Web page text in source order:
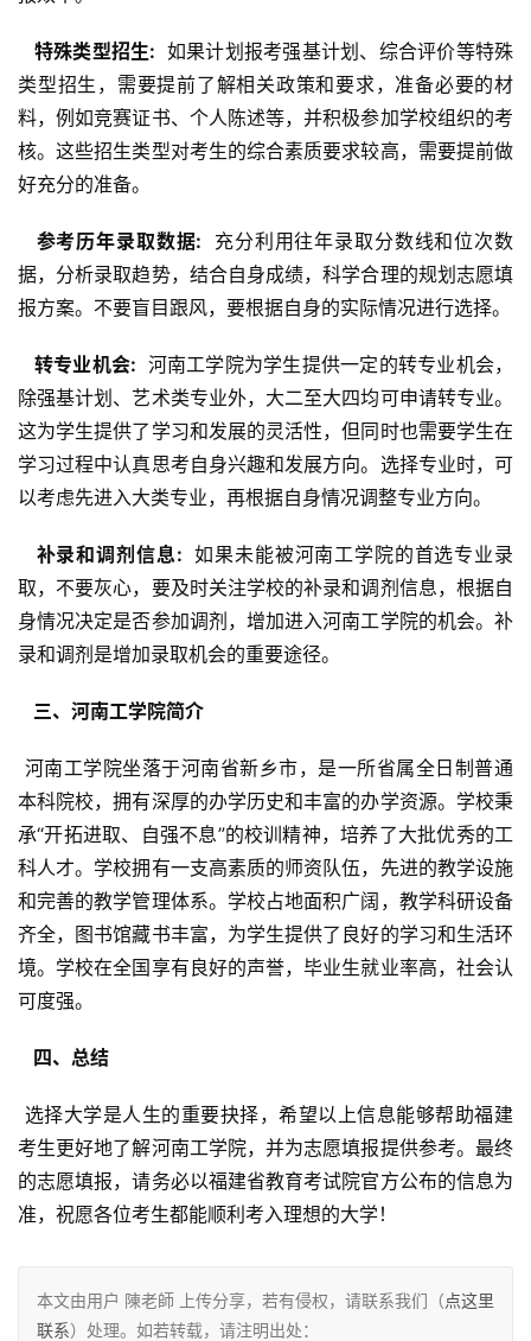
  特殊类型招生:
如果计划报考强基计划、综合评价等特殊
类型招生，需要提前了解相关政策和要求，准备必要的材
料，例如竞赛证书、个人陈述等，并积极参加学校组织的考
核。这些招生类型对考生的综合素质要求较高，需要提前做
好充分的准备。
  参考历年录取数据:
充分利用往年录取分数线和位次数
据，分析录取趋势，结合自身成绩，科学合理的规划志愿填
报方案。不要盲目跟风，要根据自身的实际情况进行选择。
  转专业机会:
河南工学院为学生提供一定的转专业机会，
除强基计划、艺术类专业外，大二至大四均可申请转专业。
这为学生提供了学习和发展的灵活性，但同时也需要学生在
学习过程中认真思考自身兴趣和发展方向。选择专业时，可
以考虑先进入大类专业，再根据自身情况调整专业方向。
  补录和调剂信息:
如果未能被河南工学院的首选专业录
取，不要灰心，要及时关注学校的补录和调剂信息，根据自
身情况决定是否参加调剂，增加进入河南工学院的机会。补
录和调剂是增加录取机会的重要途径。
  三、河南工学院简介
本科院校，拥有深厚的办学历史和丰富的办学资源。学校秉
承“开拓进取、自强不息”的校训精神，培养了大批优秀的工
科人才。学校拥有一支高素质的师资队伍，先进的教学设施
和完善的教学管理体系。学校占地面积广阔，教学科研设备
齐全，图书馆藏书丰富，为学生提供了良好的学习和生活环
境。学校在全国享有良好的声誉，毕业生就业率高，社会认
可度强。
  四、总结
考生更好地了解河南工学院，并为志愿填报提供参考。最终
的志愿填报，请务必以福建省教育考试院官方公布的信息为
准，祝愿各位考生都能顺利考入理想的大学！
本文由用户 陳老師 上传分享，若有侵权，请联系我们（点这里
联系）处理。如若转载，请注明出处：